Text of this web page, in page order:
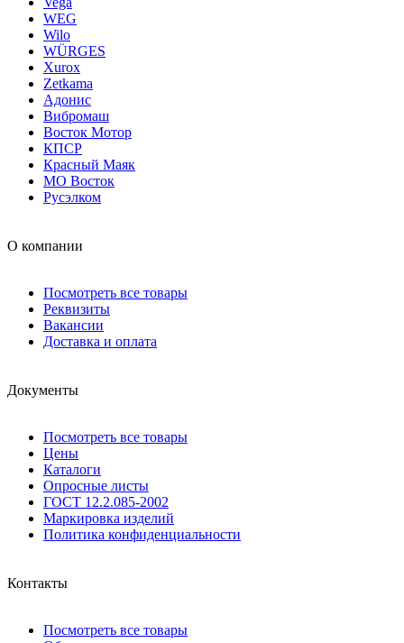
WEG
Wilo
WÜRGES
Xurox
Zetkama
Адонис
Вибромаш
Восток Мотор
КПСР
Красный Маяк
МО Восток
Русэлком
О компании
Посмотреть все товары
Реквизиты
Вакансии
Доставка и оплата
Документы
Посмотреть все товары
Цены
Каталоги
Опросные листы
ГОСТ 12.2.085-2002
Маркировка изделий
Политика конфиденциальности
Контакты
Посмотреть все товары